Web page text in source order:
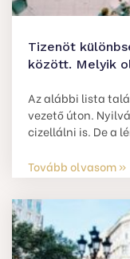
Tizenöt
között. Melyik
Az alábbi lista
vezető úton.
cizellálni is. De a
Tovább olvasom »